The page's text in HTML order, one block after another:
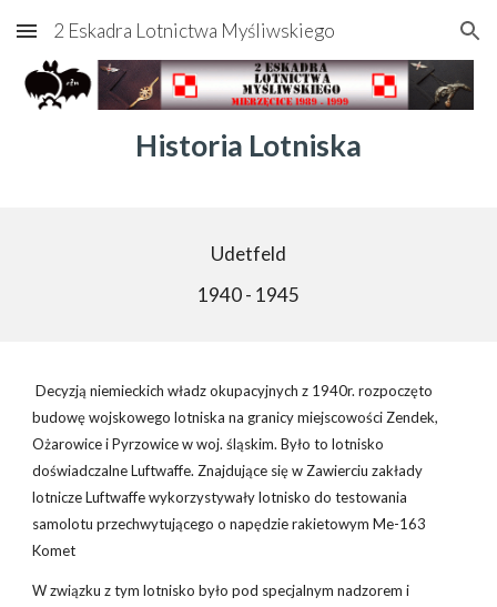
Skip to main content Skip to navigation
2 Eskadra Lotnictwa Myśliwskiego
Historia Lotniska
Udetfeld
1940 - 1945
Decyzją niemieckich władz okupacyjnych z 1940r. rozpoczęto
budowę wojskowego lotniska na granicy miejscowości Zendek,
Ożarowice i Pyrzowice w woj. śląskim. Było to lotnisko
doświadczalne Luftwaffe. Znajdujące się w Zawierciu zakłady
lotnicze Luftwaffe wykorzystywały lotnisko do testowania
samolotu przechwytującego o napędzie rakietowym Me-163
Komet
W związku z tym lotnisko było pod specjalnym nadzorem i